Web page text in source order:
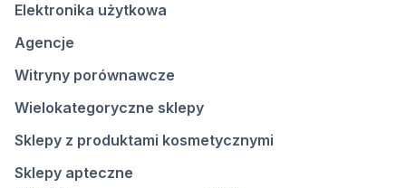
Elektronika użytkowa
Agencje
Witryny porównawcze
Wielokategoryczne sklepy
Sklepy z produktami kosmetycznymi
Sklepy apteczne